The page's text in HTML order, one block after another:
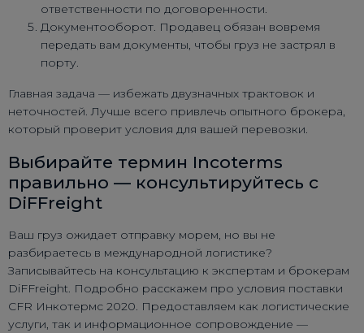
ответственности по договоренности.
Документооборот. Продавец обязан вовремя
передать вам документы, чтобы груз не застрял в
порту.
Главная задача — избежать двузначных трактовок и
неточностей. Лучше всего привлечь опытного брокера,
который проверит условия для вашей перевозки.
Выбирайте термин Incoterms
правильно — консультируйтесь с
DiFFreight
Ваш груз ожидает отправку морем, но вы не
разбираетесь в международной логистике?
Записывайтесь на консультацию к экспертам и брокерам
DiFFreight. Подробно расскажем про условия поставки
CFR Инкотермс 2020. Предоставляем как логистические
услуги, так и информационное сопровождение —